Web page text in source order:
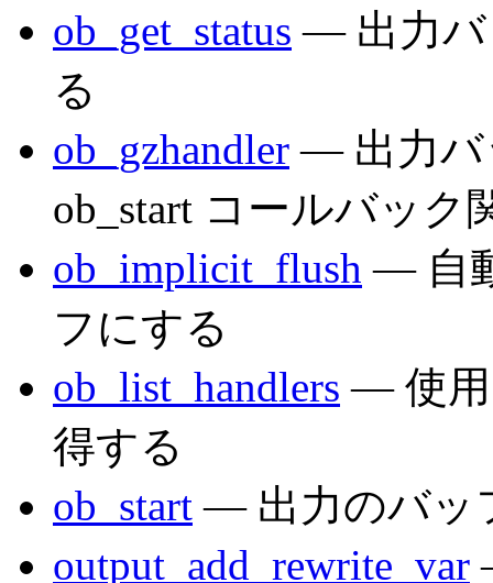
ob_get_status — 出力バ
る
ob_gzhandler — 出力バ
ob_start コールバック
ob_implicit_flush — 自
フにする
ob_list_handlers — 使用
得する
ob_start — 出力のバッ
output_add_rewrite_var